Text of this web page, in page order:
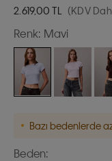
2.619,00 TL (KDV
Renk: Mavi
Bazı bedenlerde
Beden: